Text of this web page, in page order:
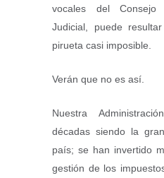
vocales del
Judicial, puede
pirueta casi imposible.
Verán que no es así.
Nuestra
décadas siendo la
país; se han invertido
gestión de los